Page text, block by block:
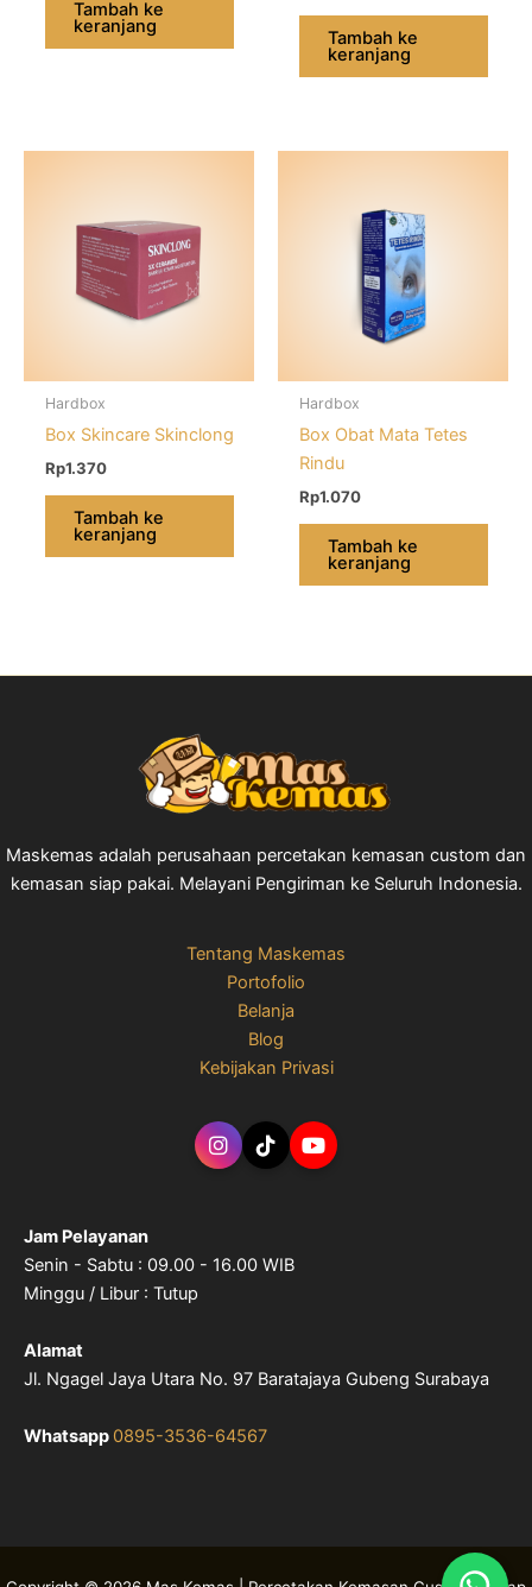
Tambah ke
keranjang
Tambah ke
keranjang
Hardbox
Box Skincare Skinclong
Rp1.370
Tambah ke
keranjang
Hardbox
Box Obat Mata Tetes
Rindu
Rp1.070
Tambah ke
keranjang
Maskemas adalah perusahaan percetakan kemasan custom dan
kemasan siap pakai. Melayani Pengiriman ke Seluruh Indonesia.
Tentang Maskemas
Portofolio
Belanja
Blog
Kebijakan Privasi
Jam Pelayanan
Senin - Sabtu : 09.00 - 16.00 WIB
Minggu / Libur : Tutup
Alamat
Jl. Ngagel Jaya Utara No. 97 Baratajaya Gubeng Surabaya
Whatsapp 0895-3536-64567